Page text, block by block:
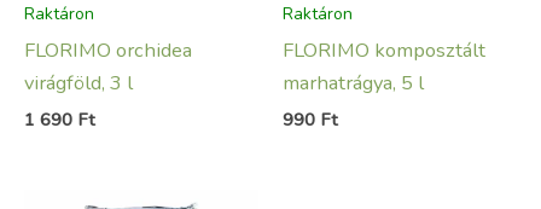
Raktáron
FLORIMO orchidea
virágföld, 3 l
1 690 Ft
Raktáron
FLORIMO komposztált
marhatrágya, 5 l
990 Ft